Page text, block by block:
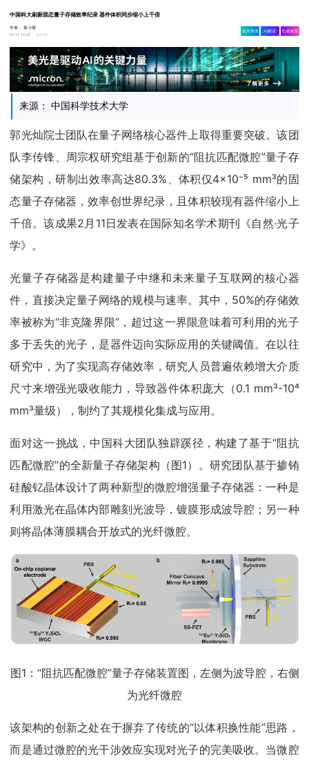
中国科大刷新固态量子存储效率纪录 器件体积同步缩小上千倍
作者：集小微
02-14 16:42
4.9w
相关舆情 AI解读 生成海报
来源： 中国科学技术大学
郭光灿院士团队在量子网络核心器件上取得重要突破。该团
队李传锋、周宗权研究组基于创新的“阻抗匹配微腔”量子存
储架构，研制出效率高达80.3%、体积仅4×10⁻⁵ mm³的固
态量子存储器，效率创世界纪录，且体积较现有器件缩小上
千倍。该成果2月11日发表在国际知名学术期刊《自然·光子
学》。
光量子存储器是构建量子中继和未来量子互联网的核心器
件，直接决定量子网络的规模与速率。其中，50%的存储效
率被称为“非克隆界限”，超过这一界限意味着可利用的光子
多于丢失的光子，是器件迈向实际应用的关键阈值。在以往
研究中，为了实现高存储效率，研究人员普遍依赖增大介质
尺寸来增强光吸收能力，导致器件体积庞大（0.1 mm³-10⁴
mm³量级），制约了其规模化集成与应用。
面对这一挑战，中国科大团队独辟蹊径，构建了基于“阻抗
匹配微腔”的全新量子存储架构（图1）。研究团队基于掺铕
硅酸钇晶体设计了两种新型的微腔增强量子存储器：一种是
利用激光在晶体内部雕刻光波导，镀膜形成波导腔；另一种
则将晶体薄膜耦合开放式的光纤微腔。
图1：“阻抗匹配微腔”量子存储装置图，左侧为波导腔，右侧
为光纤微腔
该架构的创新之处在于摒弃了传统的“以体积换性能”思路，
而是通过微腔的光干涉效应实现对光子的完美吸收。当微腔